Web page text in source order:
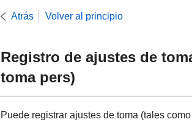
Atrás Volver al principio
Registro de ajustes de
toma pers)
Puede registrar ajustes de toma (tales